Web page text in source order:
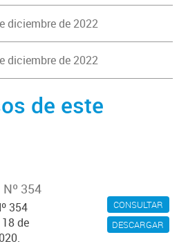
diciembre de 2022
diciembre de 2022
de este
CONSULTAR
DESCARGAR
354
354
de